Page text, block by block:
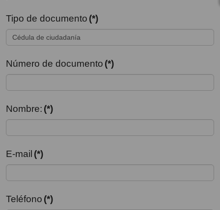
Tipo de documento (*)
Número de documento (*)
Nombre: (*)
E-mail (*)
Teléfono (*)